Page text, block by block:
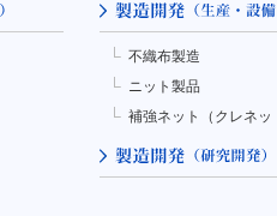
不織布製造
ニット製品
補強ネット（クレネッ